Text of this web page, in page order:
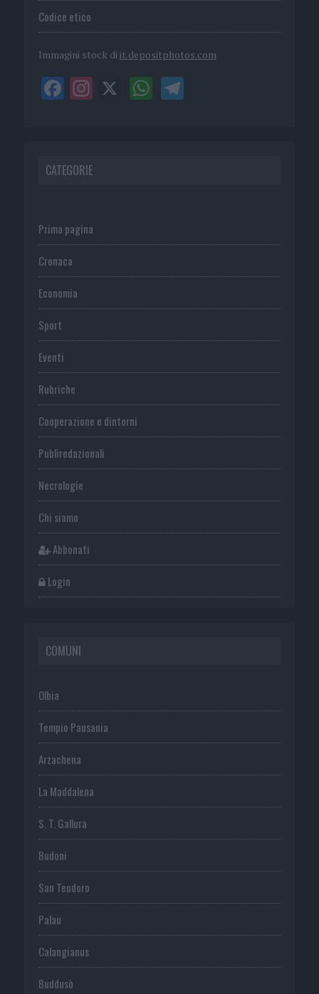
Codice etico
Immagini stock di it.depositphotos.com
CATEGORIE
Prima pagina
Cronaca
Economia
Sport
Eventi
Rubriche
Cooperazione e dintorni
Publiredazionali
Necrologie
Chi siamo
Abbonati
Login
COMUNI
Olbia
Tempio Pausania
Arzachena
La Maddalena
S. T. Gallura
Budoni
San Teodoro
Palau
Calangianus
Buddusò